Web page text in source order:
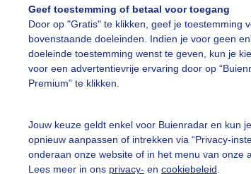
Geef toestemming of betaal voor toegang
Door op "Gratis" te klikken, geef je toestemming
bovenstaande doeleinden. Indien je voor geen
doeleinde toestemming wenst te geven, kun je
voor een advertentievrije ervaring door op
Premium” te klikken.
Jouw keuze geldt enkel voor Buienradar en kun je
opnieuw aanpassen of intrekken via “Privacy-
onderaan onze website of in het menu van onze
Lees meer in ons privacy- en cookiebeleid
Een
vragen
De Bilt